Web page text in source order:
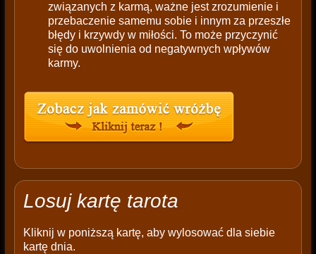
związanych z karmą, ważne jest zrozumienie i
przebaczenie samemu sobie i innym za przeszłe
błędy i krzywdy w miłości. To może przyczynić
się do uwolnienia od negatywnych wpływów
karmy.
Losuj kartę tarota
Kliknij w poniższą kartę, aby wylosować dla siebie
kartę dnia.